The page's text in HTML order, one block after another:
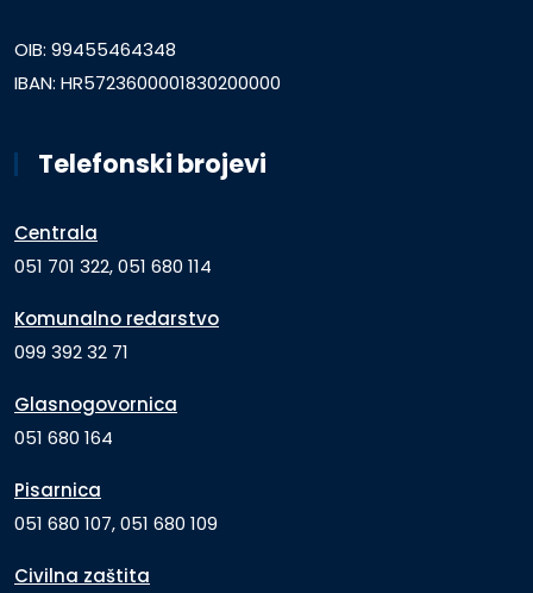
OIB: 99455464348
IBAN: HR5723600001830200000
Telefonski brojevi
Centrala
051 701 322, 051 680 114
Komunalno redarstvo
099 392 32 71
Glasnogovornica
051 680 164
Pisarnica
051 680 107, 051 680 109
Civilna zaštita